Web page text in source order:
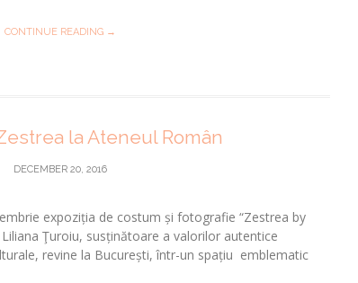
CONTINUE READING →
la Ateneul Român
DECEMBER 20, 2016
expoziția de costum și fotografie “Zestrea by
Ţuroiu, susținătoare a valorilor autentice
revine la București, într-un spațiu emblematic